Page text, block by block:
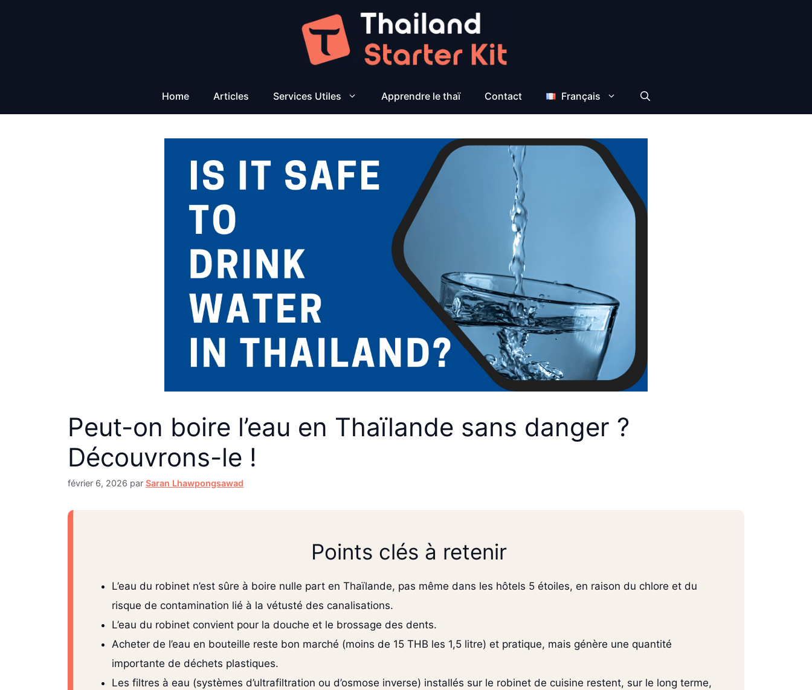
Home Articles Services Utiles Apprendre le thaï Contact Français
Peut-on boire l’eau en Thaïlande sans danger ?
Découvrons-le !
février 6, 2026 par Saran Lhawpongsawad
Points clés à retenir
L’eau du robinet n’est sûre à boire nulle part en Thaïlande, pas même dans les hôtels 5 étoiles, en raison du chlore et du
risque de contamination lié à la vétusté des canalisations.
L’eau du robinet convient pour la douche et le brossage des dents.
Acheter de l’eau en bouteille reste bon marché (moins de 15 THB les 1,5 litre) et pratique, mais génère une quantité
importante de déchets plastiques.
Les filtres à eau (systèmes d’ultrafiltration ou d’osmose inverse) installés sur le robinet de cuisine restent, sur le long terme,